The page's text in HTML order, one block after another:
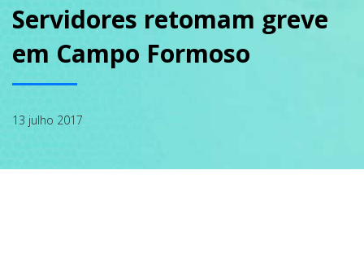
SOBRE
PODCAST
Servidores retomam greve
em Campo Formoso
13 julho 2017